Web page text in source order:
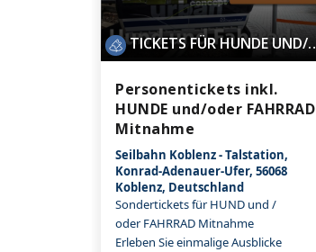
TICKETS FÜR HUNDE UND/ODER FAHRRAD MITNAHME
Personentickets inkl.
HUNDE und/oder FAHRRAD
Mitnahme
Seilbahn Koblenz - Talstation,
Konrad-Adenauer-Ufer, 56068
Koblenz, Deutschland
Sondertickets für HUND und /
oder FAHRRAD Mitnahme
Erleben Sie einmalige Ausblicke